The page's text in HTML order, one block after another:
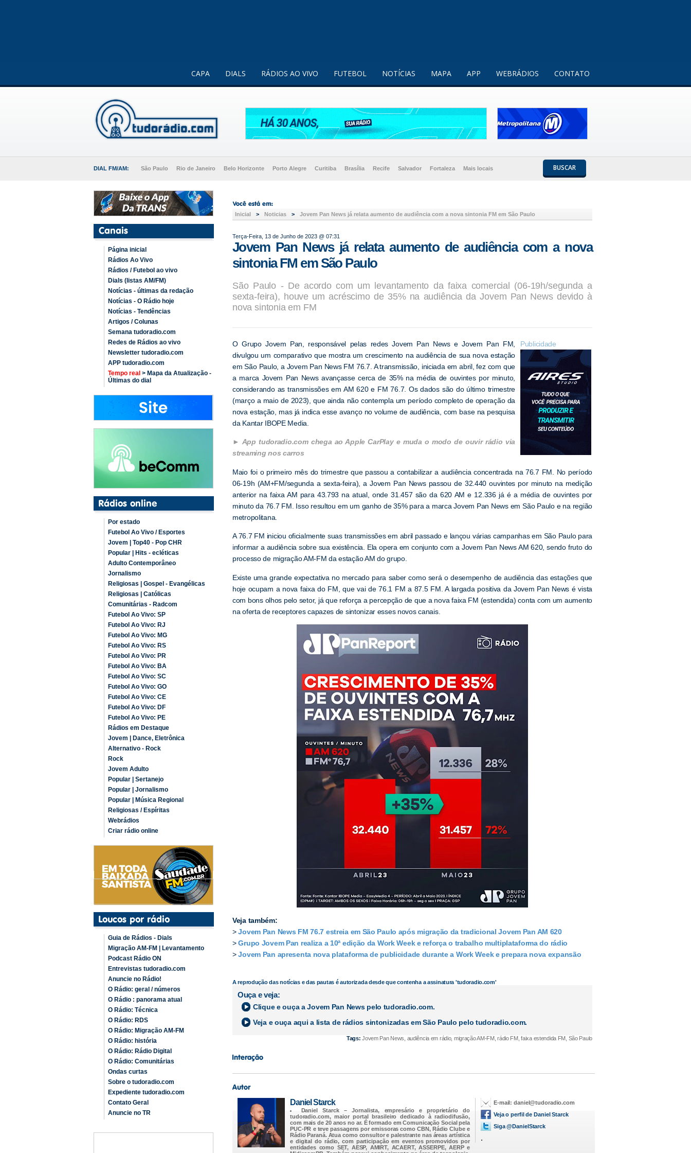
CAPA DIALS RÁDIOS AO VIVO FUTEBOL NOTÍCIAS MAPA APP WEBRÁDIOS CONTATO
DIAL FM/AM: São Paulo Rio de Janeiro Belo Horizonte Porto Alegre Curitiba Brasília Recife Salvador Fortaleza Mais locais BUSCAR
Página inicial
Rádios Ao Vivo
Rádios / Futebol ao vivo
Dials (listas AM/FM)
Notícias - últimas da redação
Notícias - O Rádio hoje
Notícias - Tendências
Artigos / Colunas
Semana tudoradio.com
Redes de Rádios ao vivo
Newsletter tudoradio.com
APP tudoradio.com
Tempo real > Mapa da Atualização -
Últimas do dial
Por estado
Futebol Ao Vivo / Esportes
Jovem | Top40 - Pop CHR
Popular | Hits - ecléticas
Adulto Contemporâneo
Jornalismo
Religiosas | Gospel - Evangélicas
Religiosas | Católicas
Comunitárias - Radcom
Futebol Ao Vivo: SP
Futebol Ao Vivo: RJ
Futebol Ao Vivo: MG
Futebol Ao Vivo: RS
Futebol Ao Vivo: PR
Futebol Ao Vivo: BA
Futebol Ao Vivo: SC
Futebol Ao Vivo: GO
Futebol Ao Vivo: CE
Futebol Ao Vivo: DF
Futebol Ao Vivo: PE
Rádios em Destaque
Jovem | Dance, Eletrônica
Alternativo - Rock
Rock
Jovem Adulto
Popular | Sertanejo
Popular | Jornalismo
Popular | Música Regional
Religiosas / Espíritas
Webrádios
Criar rádio online
Guia de Rádios - Dials
Migração AM-FM | Levantamento
Podcast Rádio ON
Entrevistas tudoradio.com
Anuncie no Rádio!
O Rádio: geral / números
O Rádio : panorama atual
O Rádio: Técnica
O Rádio: RDS
O Rádio: Migração AM-FM
O Rádio: história
O Rádio: Rádio Digital
O Rádio: Comunitárias
Ondas curtas
Sobre o tudoradio.com
Expediente tudoradio.com
Contato Geral
Anuncie no TR
Inicial > Noticias > Jovem Pan News já relata aumento de audiência com a nova sintonia FM em São Paulo
Terça-Feira, 13 de Junho de 2023 @ 07:31
Jovem Pan News já relata aumento de audiência com a nova
sintonia FM em São Paulo
São Paulo - De acordo com um levantamento da faixa comercial (06-19h/segunda a
sexta-feira), houve um acréscimo de 35% na audiência da Jovem Pan News devido à
nova sintonia em FM
Publicidade
O Grupo Jovem Pan, responsável pelas redes Jovem Pan News e Jovem Pan FM,
divulgou um comparativo que mostra um crescimento na audiência de sua nova estação
em São Paulo, a Jovem Pan News FM 76.7. A transmissão, iniciada em abril, fez com que
a marca Jovem Pan News avançasse cerca de 35% na média de ouvintes por minuto,
considerando as transmissões em AM 620 e FM 76.7. Os dados são do último trimestre
(março a maio de 2023), que ainda não contempla um período completo de operação da
nova estação, mas já indica esse avanço no volume de audiência, com base na pesquisa
da Kantar IBOPE Media.
App tudoradio.com chega ao Apple CarPlay e muda o modo de ouvir rádio via
streaming nos carros
Maio foi o primeiro mês do trimestre que passou a contabilizar a audiência concentrada na 76.7 FM. No período
06-19h (AM+FM/segunda a sexta-feira), a Jovem Pan News passou de 32.440 ouvintes por minuto na medição
anterior na faixa AM para 43.793 na atual, onde 31.457 são da 620 AM e 12.336 já é a média de ouvintes por
minuto da 76.7 FM. Isso resultou em um ganho de 35% para a marca Jovem Pan News em São Paulo e na região
metropolitana.
A 76.7 FM iniciou oficialmente suas transmissões em abril passado e lançou várias campanhas em São Paulo para
informar a audiência sobre sua existência. Ela opera em conjunto com a Jovem Pan News AM 620, sendo fruto do
processo de migração AM-FM da estação AM do grupo.
Existe uma grande expectativa no mercado para saber como será o desempenho de audiência das estações que
hoje ocupam a nova faixa do FM, que vai de 76.1 FM a 87.5 FM. A largada positiva da Jovem Pan News é vista
com bons olhos pelo setor, já que reforça a percepção de que a nova faixa FM (estendida) conta com um aumento
na oferta de receptores capazes de sintonizar esses novos canais.
Veja também:
> Jovem Pan News FM 76.7 estreia em São Paulo após migração da tradicional Jovem Pan AM 620
>Grupo Jovem Pan realiza a 10ª edição da Work Week e reforça o trabalho multiplataforma do rádio
>Jovem Pan apresenta nova plataforma de publicidade durante a Work Week e prepara nova expansão
A reprodução das notícias e das pautas é autorizada desde que contenha a assinatura 'tudoradio.com'
Ouça e veja:
Clique e ouça aJovem Pan Newspelo tudoradio.com.
Veja e ouça aqui a lista de rádios sintonizadas emSão Paulo pelo tudoradio.com.
Tags: Jovem Pan News, audiência em rádio, migração AM-FM, rádio FM, faixa estendida FM, São Paulo
Daniel Starck
Daniel Starck– Jornalista, empresário e proprietário do
tudoradio.com, maior portal brasileiro dedicado à radiodifusão,
com mais de 20 anos no ar. É formado em Comunicação Social pela
PUC-PR e teve passagens por emissoras como CBN, Rádio Clube e
Rádio Paraná. Atua como consultor e palestrante nas áreas artística
e digital do rádio, com participação em eventos promovidos por
entidades como SET, AESP, AMIRT, ACAERT, ASSERPE, AERP e
E-mail:daniel@tudoradio.com
Veja o perfil de Daniel Starck
Siga @DanielStarck
.